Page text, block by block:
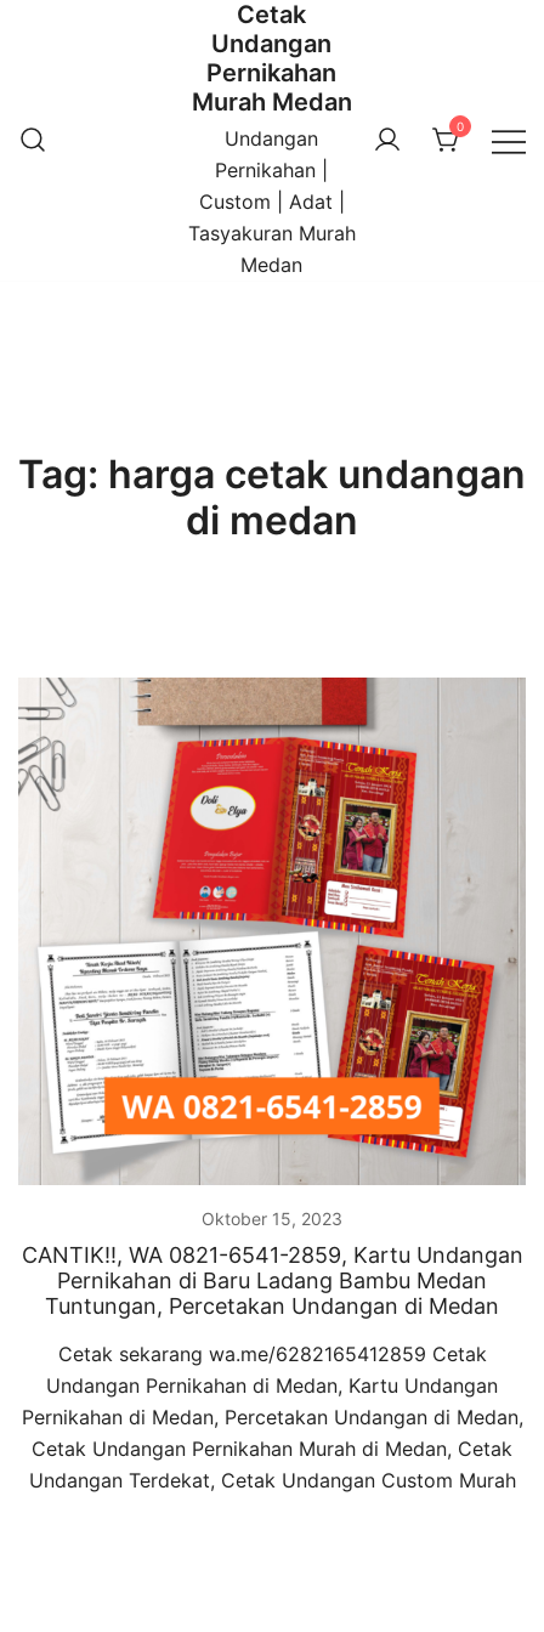
Cetak
Undangan
Pernikahan
Murah Medan
Undangan
Pernikahan |
Custom | Adat |
Tasyakuran Murah
Medan
0
Tag: harga cetak undangan
di medan
Oktober 15, 2023
CANTIK!!, WA 0821-6541-2859, Kartu Undangan
Pernikahan di Baru Ladang Bambu Medan
Tuntungan, Percetakan Undangan di Medan
Cetak sekarang wa.me/6282165412859 Cetak
Undangan Pernikahan di Medan, Kartu Undangan
Pernikahan di Medan, Percetakan Undangan di Medan,
Cetak Undangan Pernikahan Murah di Medan, Cetak
Undangan Terdekat, Cetak Undangan Custom Murah